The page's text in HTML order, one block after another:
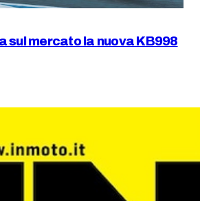
sul mercato la nuova KB998